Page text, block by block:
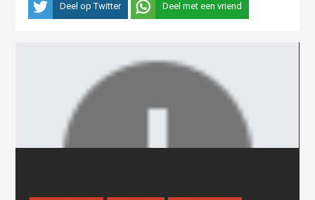
Deel op Twitter Deel met een vriend